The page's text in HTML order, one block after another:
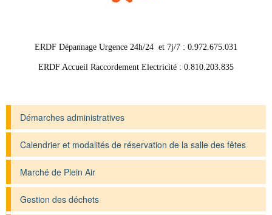
ERDF Dépannage Urgence 24h/24 et 7j/7 : 0.972.675.031
ERDF Accueil Raccordement Electricité : 0.810.203.835
Démarches administratives
Calendrier et modalités de réservation de la salle des fêtes
Marché de Plein Air
Gestion des déchets